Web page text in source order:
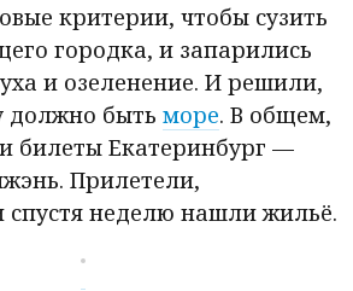
критерии, чтобы сузить
городка, и запарились
и озеленение. И решили,
должно быть море. В общем,
билеты Екатеринбург —
Прилетели,
спустя неделю нашли жильё.